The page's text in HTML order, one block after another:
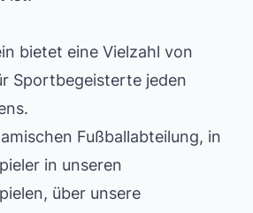
bietet eine Vielzahl von
Sportbegeisterte jeden
Fußballabteilung, in
in unseren
über unsere